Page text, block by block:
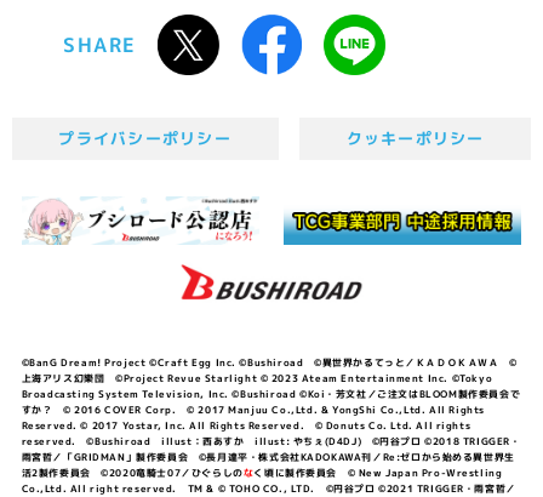
SHARE
プライバシーポリシー クッキーポリシー
©BanG Dream! Project ©Craft Egg Inc. ©Bushiroad ©異世界かるてっと／ＫＡＤＯＫＡＷＡ ©
上海アリス幻樂団 ©Project Revue Starlight © 2023 Ateam Entertainment Inc. ©Tokyo
Broadcasting System Television, Inc. ©Bushiroad ©Koi・芳文社／ご注文はBLOOM製作委員会で
すか？ © 2016 COVER Corp. © 2017 Manjuu Co.,Ltd. & YongShi Co.,Ltd. All Rights
Reserved. © 2017 Yostar, Inc. All Rights Reserved. © Donuts Co. Ltd. All rights
reserved. ©Bushiroad illust：西あすか illust: やちぇ(D4DJ) ©円谷プロ ©2018 TRIGGER・
雨宮哲／「GRIDMAN」製作委員会 ©長月達平・株式会社KADOKAWA刊／Re:ゼロから始める異世界生
活2製作委員会 ©2020竜騎士07／ひぐらしのなく頃に製作委員会 © New Japan Pro-Wrestling
Co.,Ltd. All right reserved. TM & © TOHO CO., LTD. ©円谷プロ ©2021 TRIGGER・雨宮哲／